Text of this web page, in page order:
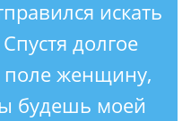
искать
долгое
поле женщину,
будешь моей